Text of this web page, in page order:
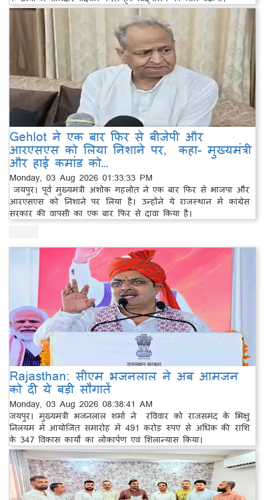
Gehlot ने एक बार फिर से बीजेपी और
आरएसएस को लिया निशाने पर, कहा- मुख्यमंत्री
और हाई कमांड को…
Monday, 03 Aug 2026 01:33:33 PM
जयपुर। पूर्व मुख्यमंत्री अशोक गहलोत ने एक बार फिर से भाजपा और
आरएसएस को निशाने पर लिया है। उन्होंने ये राजस्थान में कांग्रेस
सरकार की वापसी का एक बार फिर से दावा किया है।
Rajasthan: सीएम भजनलाल ने अब आमजन
को दी ये बड़ी सौगातें
Monday, 03 Aug 2026 08:38:41 AM
जयपुर। मुख्यमंत्री भजनलाल शर्मा ने रविवार को राजसमंद के भिक्षु
निलयम में आयोजित समारोह में 491 करोड़ रुपए से अधिक की राशि
के 347 विकास कार्यों का लोकार्पण एवं शिलान्यास किया।